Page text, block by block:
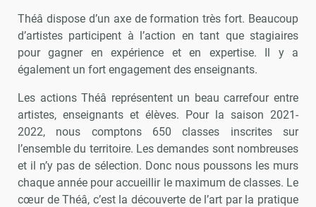
Théâ dispose d’un axe de formation très fort. Beaucoup
d’artistes participent à l’action en tant que stagiaires
pour gagner en expérience et en expertise. Il y a
également un fort engagement des enseignants.
Les actions Théâ représentent un beau carrefour entre
artistes, enseignants et élèves. Pour la saison 2021-
2022, nous comptons 650 classes inscrites sur
l’ensemble du territoire. Les demandes sont nombreuses
et il n’y pas de sélection. Donc nous poussons les murs
chaque année pour accueillir le maximum de classes. Le
cœur de Théâ, c’est la découverte de l’art par la pratique